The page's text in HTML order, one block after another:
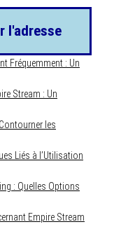
l'adresse
Fréquemment : Un
Stream : Un
les
Liés à l’Utilisation
: Quelles Options
Empire Stream